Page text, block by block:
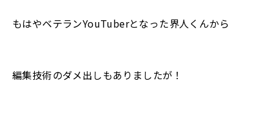
もはやベテランYouTuberとなった界人くんから
編集技術のダメ出しもありましたが！